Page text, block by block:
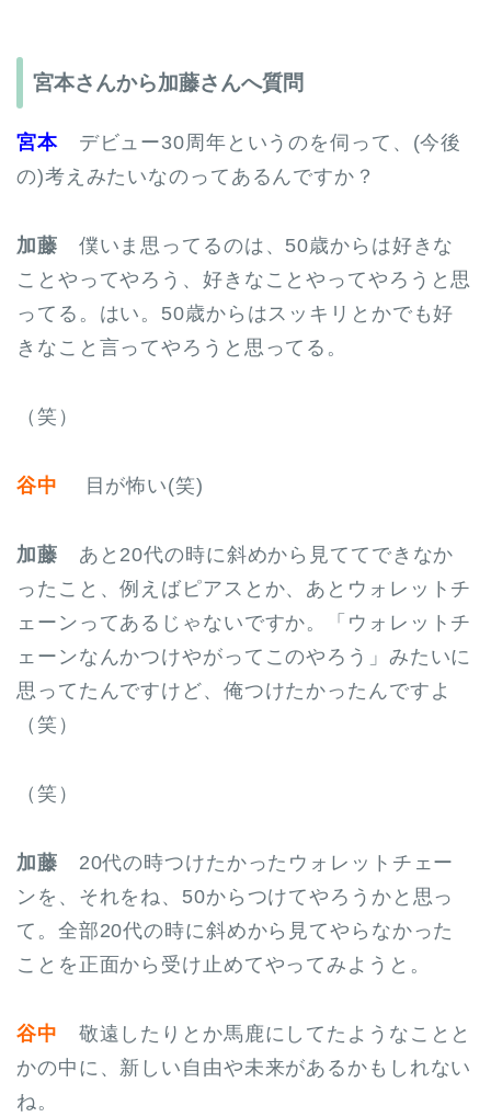
宮本さんから加藤さんへ質問
宮本デビュー30周年というのを伺って、(今後
の)考えみたいなのってあるんですか？
加藤 僕いま思ってるのは、50歳からは好きな
ことやってやろう、好きなことやってやろうと思
ってる。はい。50歳からはスッキリとかでも好
きなこと言ってやろうと思ってる。
（笑）
谷中 目が怖い(笑)
加藤 あと20代の時に斜めから見ててできなか
ったこと、例えばピアスとか、あとウォレットチ
ェーンってあるじゃないですか。「ウォレットチ
ェーンなんかつけやがってこのやろう」みたいに
思ってたんですけど、俺つけたかったんですよ
（笑）
（笑）
加藤 20代の時つけたかったウォレットチェー
ンを、それをね、50からつけてやろうかと思っ
て。全部20代の時に斜めから見てやらなかった
ことを正面から受け止めてやってみようと。
谷中 敬遠したりとか馬鹿にしてたようなことと
かの中に、新しい自由や未来があるかもしれない
ね。